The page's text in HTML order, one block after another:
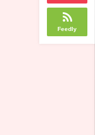
Feedly